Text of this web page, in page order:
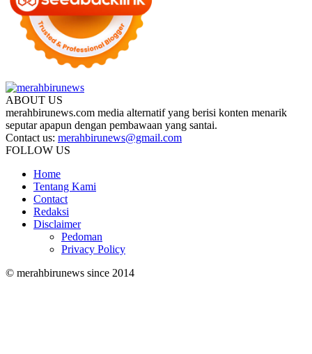
ABOUT US
merahbirunews.com media alternatif yang berisi konten menarik
seputar apapun dengan pembawaan yang santai.
Contact us: merahbirunews@gmail.com
FOLLOW US
Home
Tentang Kami
Contact
Redaksi
Disclaimer
Pedoman
Privacy Policy
© merahbirunews since 2014